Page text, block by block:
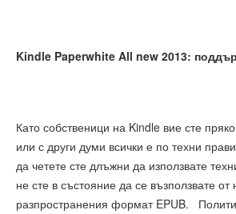
Kindle Paperwhite All new 2013:
Като собственици на Kindle вие сте
или с други думи всички е по техни
да четете сте длъжни да използвате
не сте в състояние да се възползвате от
разпространения формат EPUB.